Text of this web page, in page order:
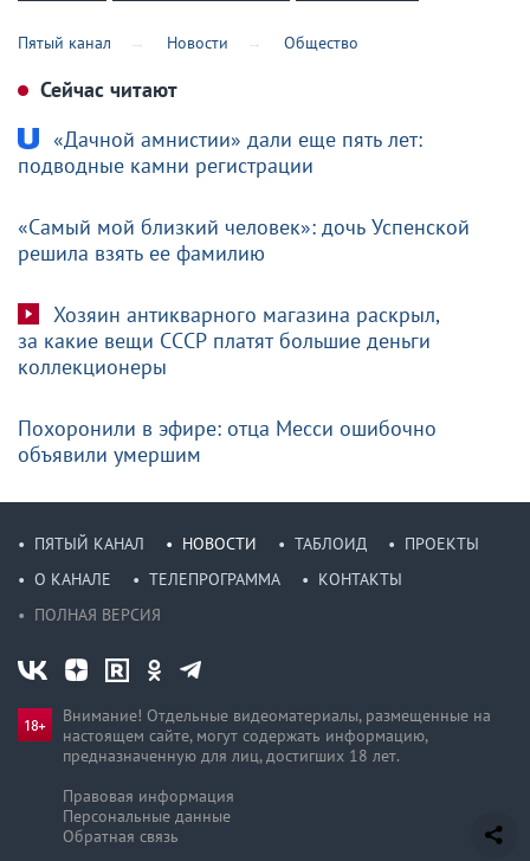
Пятый канал Новости Общество
Сейчас читают
«Дачной амнистии» дали еще пять лет:
подводные камни регистрации
«Самый мой близкий человек»: дочь Успенской
решила взять ее фамилию
Хозяин антикварного магазина раскрыл,
за какие вещи СССР платят большие деньги
коллекционеры
Похоронили в эфире: отца Месси ошибочно
объявили умершим
ПЯТЫЙ КАНАЛ НОВОСТИ ТАБЛОИД
ПРОЕКТЫ
О КАНАЛЕ
ТЕЛЕПРОГРАММА
КОНТАКТЫ
ПОЛНАЯ ВЕРСИЯ
Внимание! Отдельные видеоматериалы, размещенные на
настоящем сайте, могут содержать информацию,
предназначен­ную для лиц, достигших 18 лет.
Правовая информация
Персональные данные
Обратная связь